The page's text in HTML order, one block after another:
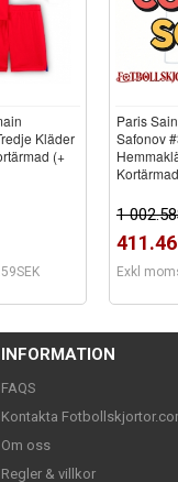
Kläder
(+
Paris
Safonov
1
Exkl
INFORMATION
FAQS
Kontakta
Om oss
Regler & villkor